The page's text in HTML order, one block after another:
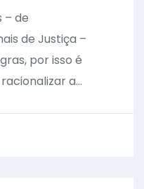
– de
de Justiça –
por isso é
a...